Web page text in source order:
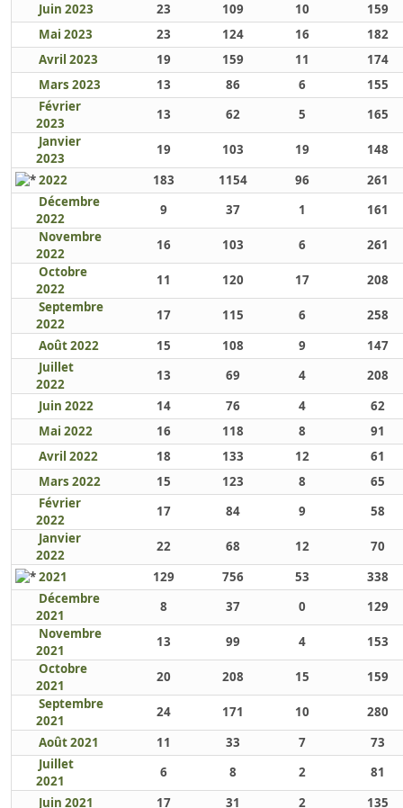
Juin 2023
23 109 10
159
Mai 2023
23 124 16
182
Avril 2023
19 159 11
174
Mars 2023
13 86 6
155
Février
2023
13 62 5
165
Janvier
2023
19 103 19
148
2022
183 1154 96
261
Décembre
2022
9 37 1
161
Novembre
2022
16 103 6
261
Octobre
2022
11 120 17
208
Septembre
2022
17 115 6
258
Août 2022
15 108 9
147
Juillet
2022
13 69 4
208
Juin 2022
14 76 4
62
Mai 2022
16 118 8
91
Avril 2022
18 133 12
61
Mars 2022
15 123 8
65
Février
2022
17 84 9
58
Janvier
2022
22 68 12
70
2021
129 756 53
338
Décembre
2021
8 37 0
129
Novembre
2021
13 99 4
153
Octobre
2021
20 208 15
159
Septembre
2021
24 171 10
280
Août 2021
11 33 7
73
Juillet
2021
6 8 2
81
Juin 2021
17 31 2
135